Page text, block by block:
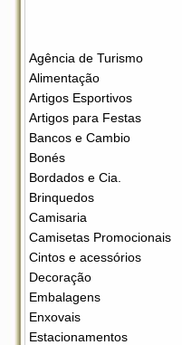
Agência de Turismo
Alimentação
Artigos Esportivos
Artigos para Festas
Bancos e Cambio
Bonés
Bordados e Cia.
Brinquedos
Camisaria
Camisetas Promocionais
Cintos e acessórios
Decoração
Embalagens
Enxovais
Estacionamentos